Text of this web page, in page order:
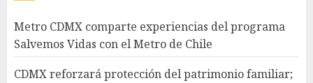
Metro CDMX comparte experiencias del programa
Salvemos Vidas con el Metro de Chile
CDMX reforzará protección del patrimonio familiar;